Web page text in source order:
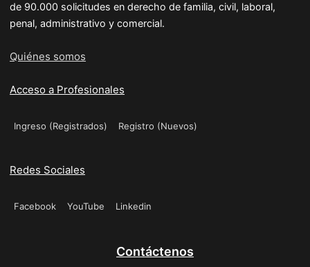
de 90.000 solicitudes en derecho de familia, civil, laboral,
penal, administrativo y comercial.
Quiénes somos
Acceso a Profesionales
Ingreso (Registrados) Registro (Nuevos)
Redes Sociales
Facebook YouTube Linkedin
Contáctenos